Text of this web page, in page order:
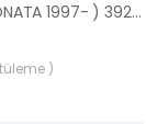
OKSIJEN SENSORU ( SONATA 1997- ) 39210-33340-YS
)